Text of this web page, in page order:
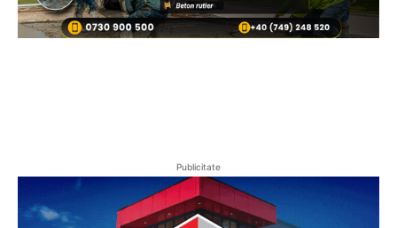
Publicitate